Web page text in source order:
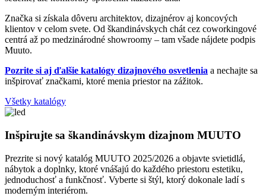
Značka si získala dôveru architektov, dizajnérov aj koncových
klientov v celom svete. Od škandinávskych chát cez coworkingové
centrá až po medzinárodné showroomy – tam všade nájdete podpis
Muuto.
Pozrite si aj ďalšie katalógy dizajnového osvetlenia a nechajte sa
inšpirovať značkami, ktoré menia priestor na zážitok.
Všetky katalógy
Inšpirujte sa škandinávskym dizajnom MUUTO
Prezrite si nový katalóg MUUTO 2025/2026 a objavte svietidlá,
nábytok a doplnky, ktoré vnášajú do každého priestoru estetiku,
jednoduchosť a funkčnosť. Vyberte si štýl, ktorý dokonale ladí s
moderným interiérom.